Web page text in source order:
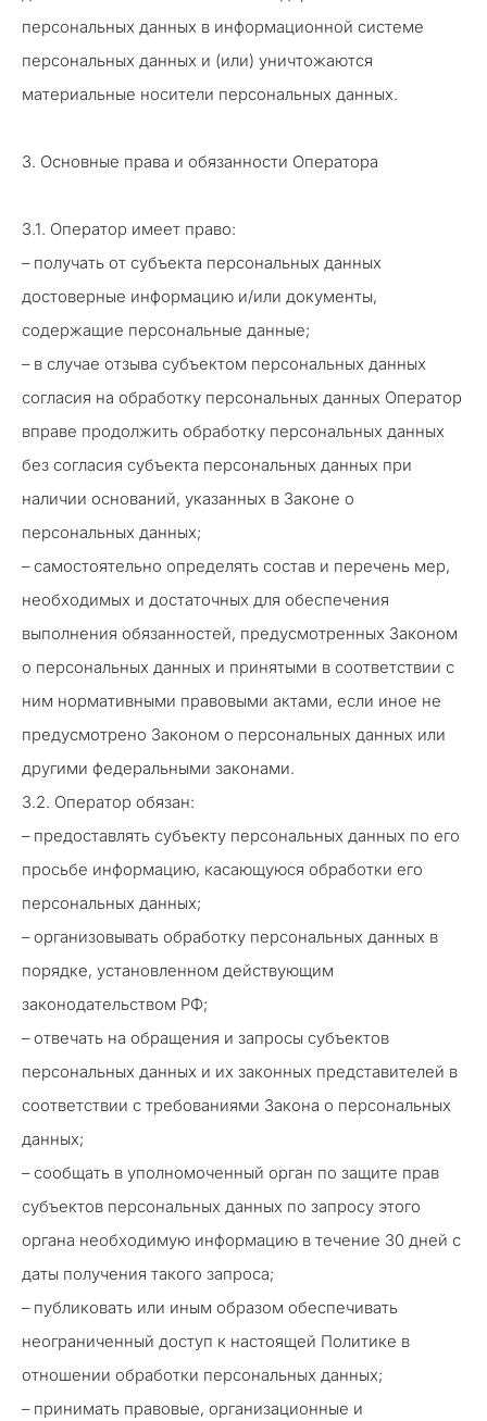
персональных данных в информационной системе
персональных данных и (или) уничтожаются
материальные носители персональных данных.
3. Основные права и обязанности Оператора
3.1. Оператор имеет право:
– получать от субъекта персональных данных
достоверные информацию и/или документы,
содержащие персональные данные;
– в случае отзыва субъектом персональных данных
согласия на обработку персональных данных Оператор
вправе продолжить обработку персональных данных
без согласия субъекта персональных данных при
наличии оснований, указанных в Законе о
персональных данных;
– самостоятельно определять состав и перечень мер,
необходимых и достаточных для обеспечения
выполнения обязанностей, предусмотренных Законом
о персональных данных и принятыми в соответствии с
ним нормативными правовыми актами, если иное не
предусмотрено Законом о персональных данных или
другими федеральными законами.
3.2. Оператор обязан:
– предоставлять субъекту персональных данных по его
просьбе информацию, касающуюся обработки его
персональных данных;
– организовывать обработку персональных данных в
порядке, установленном действующим
законодательством РФ;
– отвечать на обращения и запросы субъектов
персональных данных и их законных представителей в
соответствии с требованиями Закона о персональных
данных;
– сообщать в уполномоченный орган по защите прав
субъектов персональных данных по запросу этого
органа необходимую информацию в течение 30 дней с
даты получения такого запроса;
– публиковать или иным образом обеспечивать
неограниченный доступ к настоящей Политике в
отношении обработки персональных данных;
– принимать правовые, организационные и